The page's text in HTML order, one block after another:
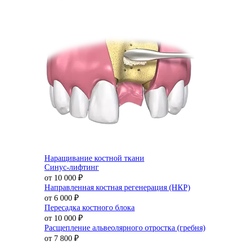
Наращивание костной ткани
Синус-лифтинг
от 10 000 ₽
Направленная костная регенерация (НКР)
от 6 000 ₽
Пересадка костного блока
от 10 000 ₽
Расщепление альвеолярного отростка (гребня)
от 7 800 ₽